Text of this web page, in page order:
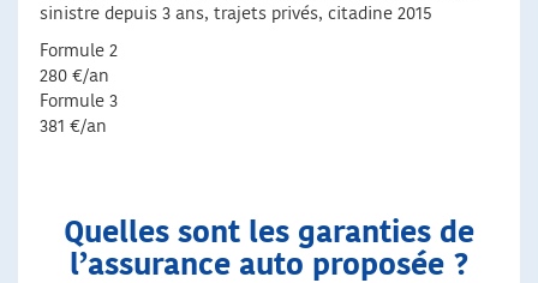
sinistre depuis 3 ans, trajets privés, citadine 2015
Formule 2
280 €/an
Formule 3
381 €/an
Quelles sont les garanties de
l’assurance auto proposée ?